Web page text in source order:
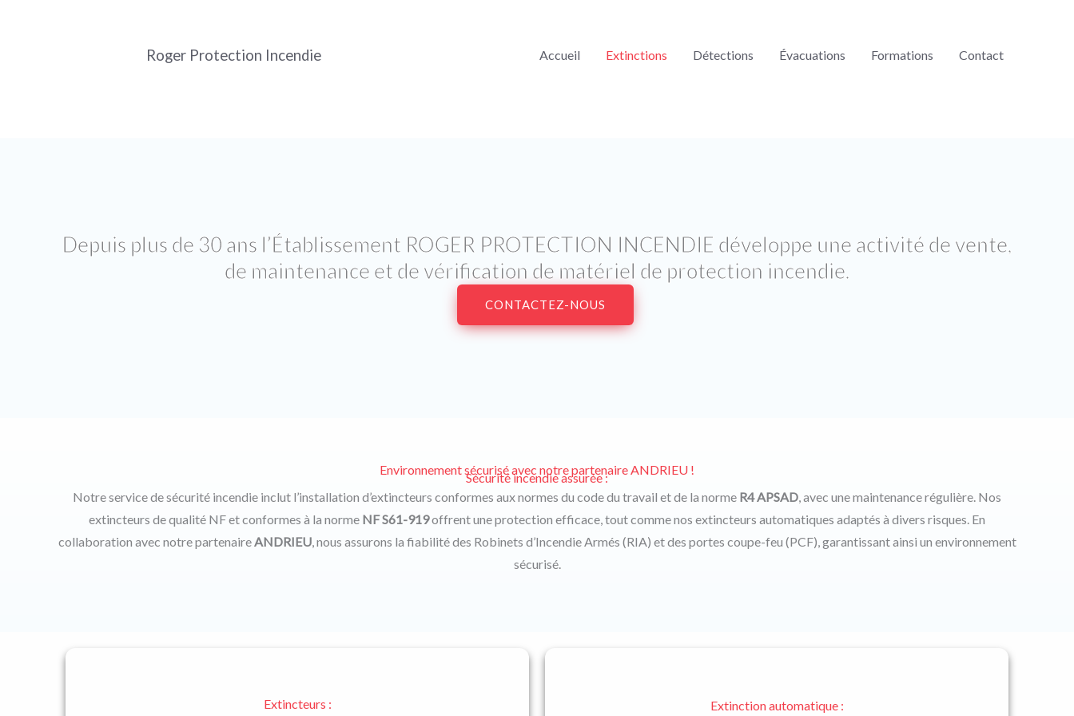
Roger Protection Incendie Accueil Extinctions Détections Évacuations Formations Contact
Depuis plus de 30 ans l’Établissement ROGER PROTECTION INCENDIE développe une activité de vente,
de maintenance et de vérification de matériel de protection incendie.
CONTACTEZ-NOUS
Sécurité incendie assurée :
Environnement sécurisé avec notre partenaire ANDRIEU !
Notre service de sécurité incendie inclut l’installation d’extincteurs conformes aux normes du code du travail et de la norme R4 APSAD, avec une maintenance régulière. Nos
extincteurs de qualité NF et conformes à la norme NF S61-919offrent une protection efficace, tout comme nos extincteurs automatiques adaptés à divers risques. En
collaboration avec notre partenaireANDRIEU, nous assurons la fiabilité des Robinets d’Incendie Armés (RIA) et des portes coupe-feu (PCF), garantissant ainsi un environnement
sécurisé.
Extincteurs :
Extinction automatique :
Nos extincteurs automatiques assurent une protection continue contre les